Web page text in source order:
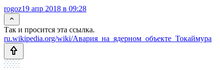
rogoz19 апр 2018 в 09:28
Так и просится эта ссылка.
ru.wikipedia.org/wiki/Авария_на_ядерном_объекте_Токаймура